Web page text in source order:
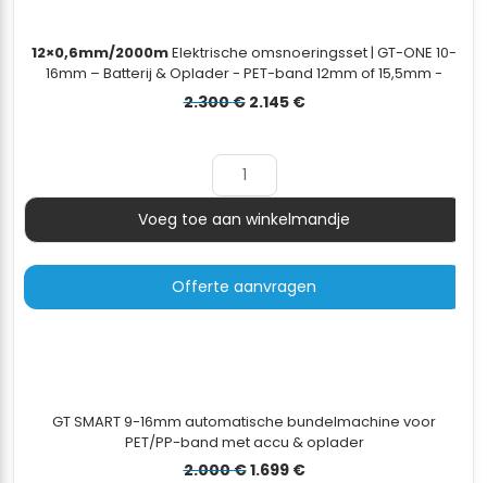
12×0,6mm/2000mElektrische omsnoeringsset | GT-ONE 10-
16mm – Batterij & Oplader - PET-band 12mm of 15,5mm -
dispenserwagen - 12×0,7mm/2000m
2.300€ Oorspronkelijke
2.145 €Huidige
Aantal
Voeg toe aan winkelmandje
Offerte aanvragen
GT SMART 9-16mm automatische bundelmachine voor
PET/PP-band met accu & oplader
2.000€Oorspronkelijke
1.699 €Huidige